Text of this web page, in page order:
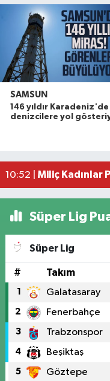
SAMSUN
146 yıldır Karadeniz'de
denizcilere yol
12:20 |Başkan
SP Samsun
Bafra'da sanayi
10:52 | Miliç Kadınlar
Süper Lig
Süper Lig
# Takım
1 Galatasaray
2 Fenerbahçe
3 Trabzonspor
4 Beşiktaş
5 Göztepe